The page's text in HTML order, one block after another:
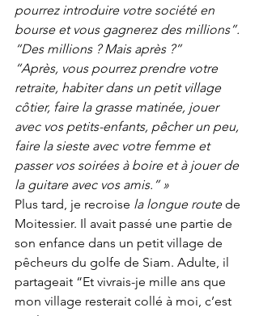
pourrez introduire votre société en
bourse et vous gagnerez des millions”.
“Des millions ? Mais après ?”
“Après, vous pourrez prendre votre
retraite, habiter dans un petit village
côtier, faire la grasse matinée, jouer
avec vos petits-enfants, pêcher un peu,
faire la sieste avec votre femme et
passer vos soirées à boire et à jouer de
la guitare avec vos amis.” »
Plus tard, je recroise la longue route de
Moitessier. Il avait passé une partie de
son enfance dans un petit village de
pêcheurs du golfe de Siam. Adulte, il
partageait “Et vivrais-je mille ans que
mon village resterait collé à moi, c’est